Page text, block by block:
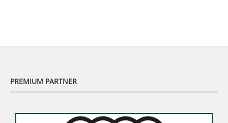
PREMIUM PARTNER